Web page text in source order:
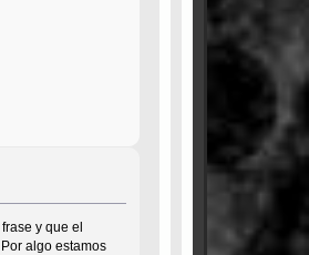
y que el
algo estamos